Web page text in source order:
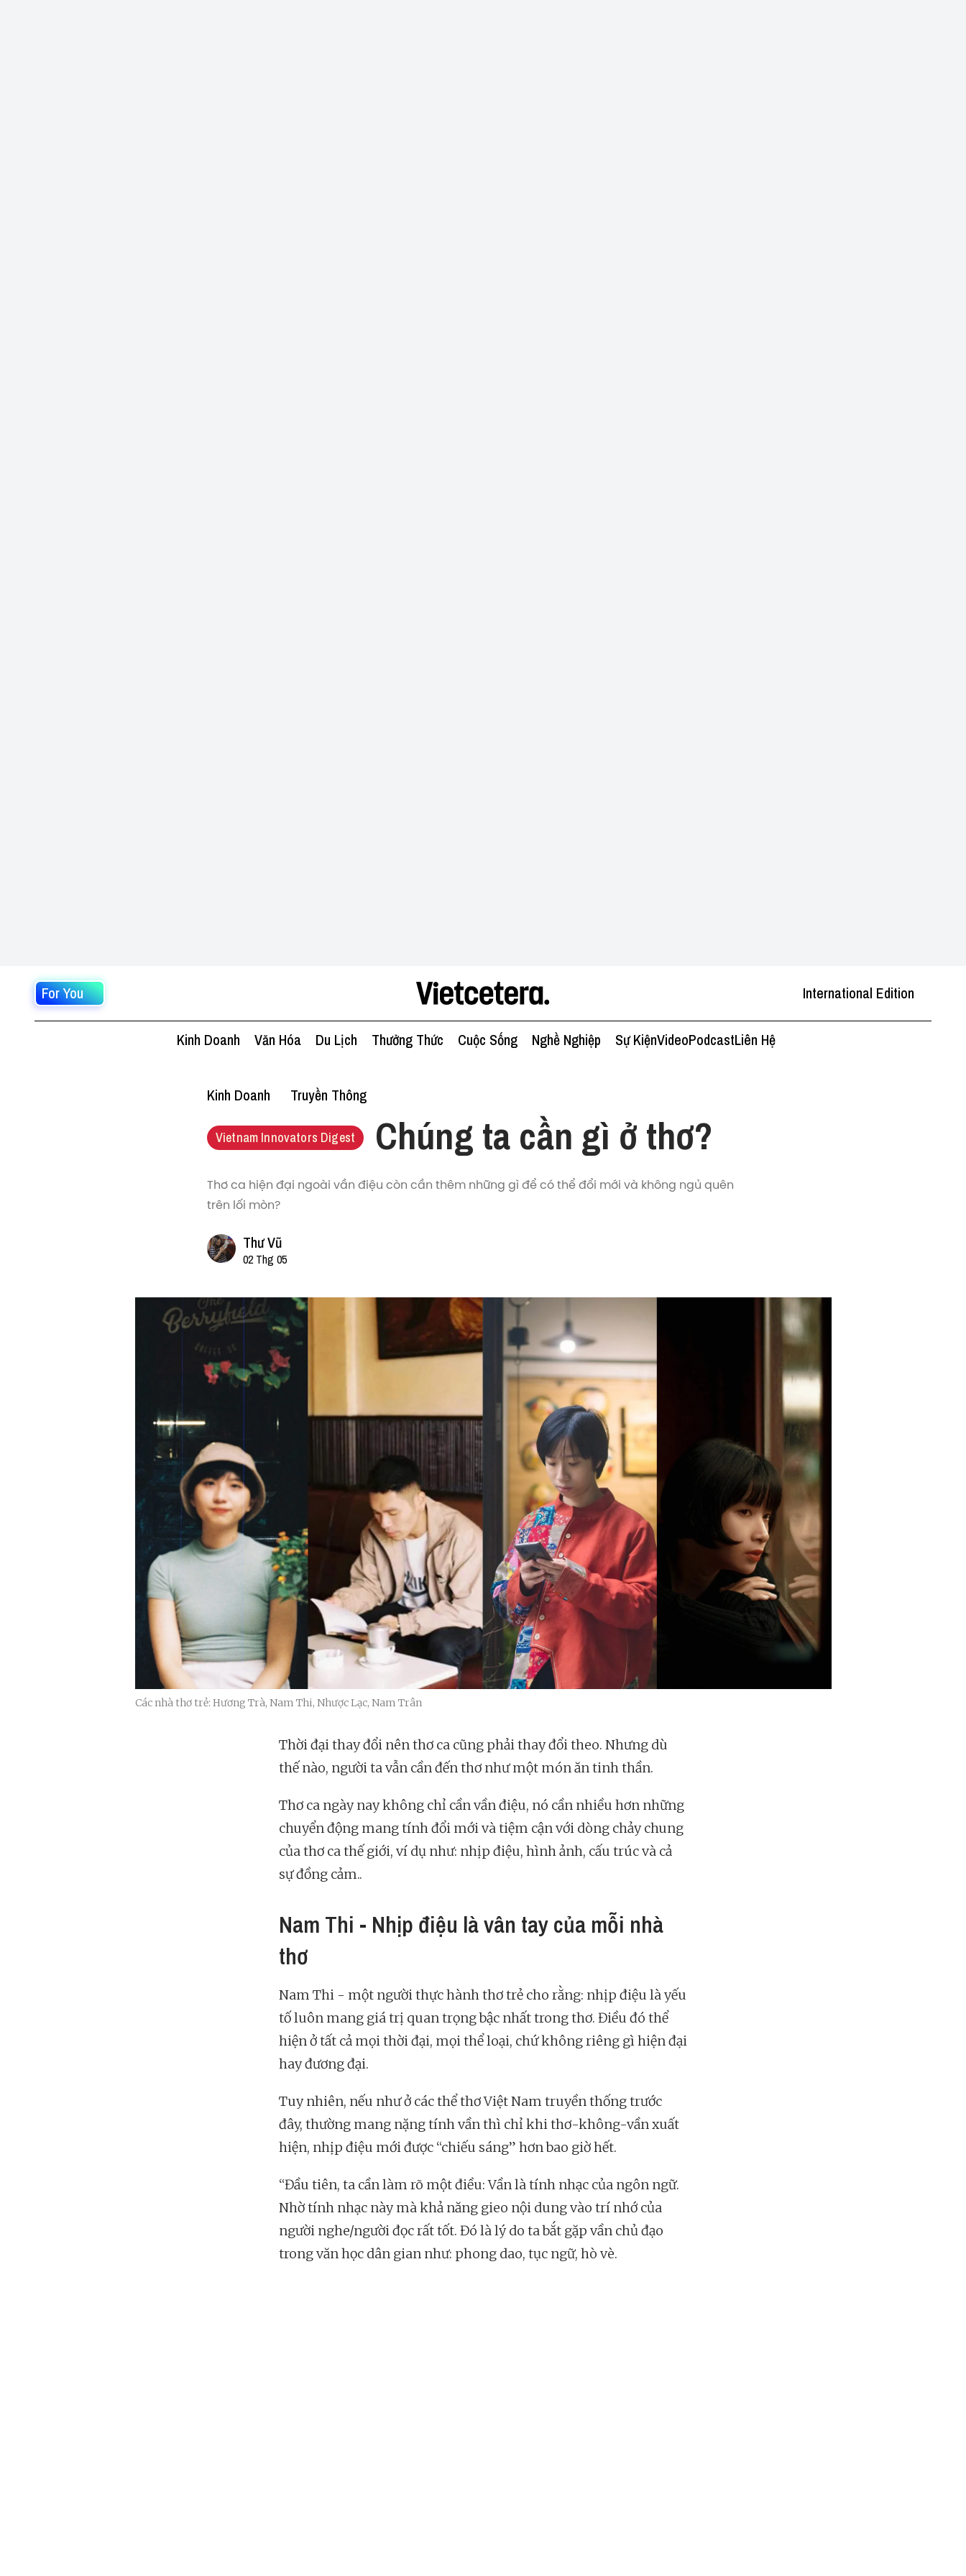
For You International Edition
Kinh Doanh Văn Hóa Du Lịch Thưởng Thức Cuộc Sống Nghề Nghiệp Sự KiệnVideoPodcastLiên Hệ
Kinh Doanh Truyền Thông
Vietnam Innovators Digest Chúng ta cần gì ở thơ?
Thơ ca hiện đại ngoài vần điệu còn cần thêm những gì để có thể đổi mới và không ngủ quên
trên lối mòn?
Thư Vũ
02 Thg 05
Các nhà thơ trẻ: Hương Trà, Nam Thi, Nhược Lạc, Nam Trân
Thời đại thay đổi nên thơ ca cũng phải thay đổi theo. Nhưng dù
thế nào, người ta vẫn cần đến thơ như một món ăn tinh thần.
Thơ ca ngày nay không chỉ cần vần điệu, nó cần nhiều hơn những
chuyển động mang tính đổi mới và tiệm cận với dòng chảy chung
của thơ ca thế giới, ví dụ như: nhịp điệu, hình ảnh, cấu trúc và cả
sự đồng cảm..
Nam Thi - Nhịp điệu là vân tay của mỗi nhà
thơ
Nam Thi - một người thực hành thơ trẻ cho rằng: nhịp điệu là yếu
tố luôn mang giá trị quan trọng bậc nhất trong thơ. Điều đó thể
hiện ở tất cả mọi thời đại, mọi thể loại, chứ không riêng gì hiện đại
hay đương đại.
Tuy nhiên, nếu như ở các thể thơ Việt Nam truyền thống trước
đây, thường mang nặng tính vần thì chỉ khi thơ-không-vần xuất
hiện, nhịp điệu mới được “chiếu sáng” hơn bao giờ hết.
“Đầu tiên, ta cần làm rõ một điều: Vần là tính nhạc của ngôn ngữ.
Nhờ tính nhạc này mà khả năng gieo nội dung vào trí nhớ của
người nghe/người đọc rất tốt. Đó là lý do ta bắt gặp vần chủ đạo
trong văn học dân gian như: phong dao, tục ngữ, hò vè.